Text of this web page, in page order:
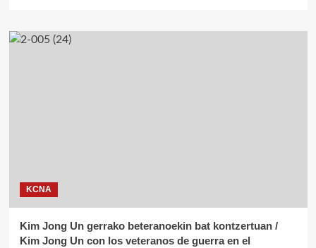
KCNA
Kim Jong Un gerrako beteranoekin bat kontzertuan /
Kim Jong Un con los veteranos de guerra en el